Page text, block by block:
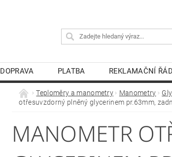
DOPRAVA PLATBA REKLAMAČNÍ ŘÁD
Teploměry a manometry Manometry
otřesuvzdorný plněný glycerinem pr.63mm,
MANOMETR